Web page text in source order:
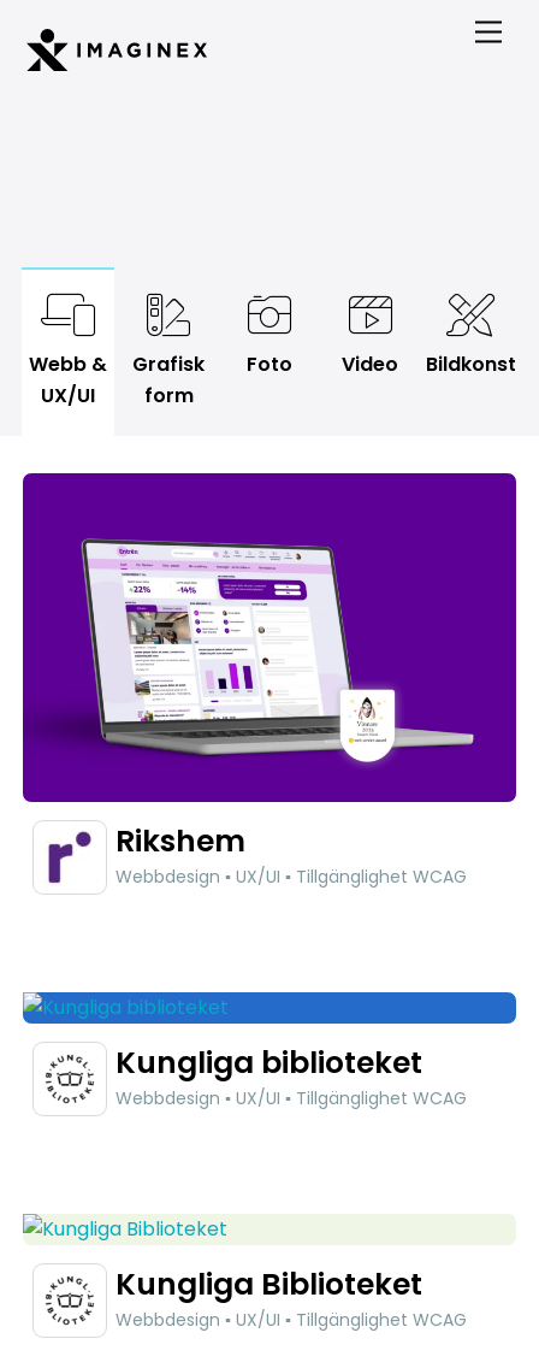
content
Webb &
UX/UI
Grafisk
form
Foto Video Bildkonst
Rikshem
Webbdesign ▪ UX/UI ▪ Tillgänglighet WCAG
Kungliga biblioteket
Webbdesign ▪ UX/UI ▪ Tillgänglighet WCAG
Kungliga Biblioteket
Webbdesign ▪ UX/UI ▪ Tillgänglighet WCAG